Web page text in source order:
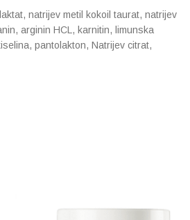
natrijev metil kokoil taurat, natrijev
arginin HCL, karnitin, limunska
pantolakton, Natrijev citrat,